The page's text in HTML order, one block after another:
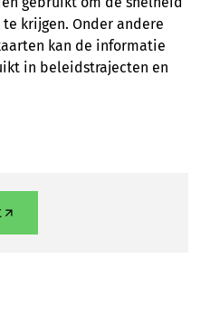
krijgen. Onder andere
kan de informatie
in beleidstrajecten en